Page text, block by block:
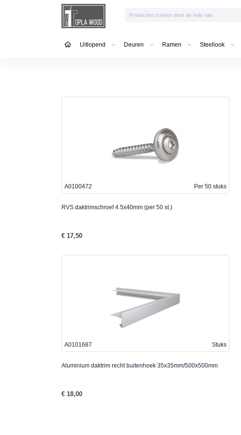
Uitlopend Deuren Ramen Steellook
Per 50 stuks
A0100472
RVS daktrimschroef 4.5x40mm (per 50 st.)
€ 17,50
Stuks
A0101687
Aluminium daktrim recht buitenhoek 35x35mm/500x500mm
€ 18,00